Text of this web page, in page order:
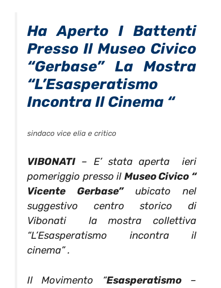
Ha Aperto I Battenti
Presso Il Museo Civico
“Gerbase” La Mostra
“L’Esasperatismo
Incontra Il Cinema “
sindaco vice elia e critico
VIBONATI – E’ stata aperta ieri
pomeriggio presso il Museo Civico “
Vicente Gerbase”ubicato nel
suggestivo centro storico di
Vibonati la mostra collettiva
“L’Esasperatismo incontra il
cinema” .
Il Movimento “Esasperatismo–